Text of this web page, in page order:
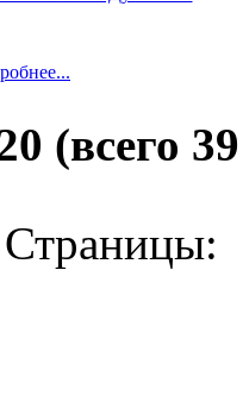
(всего 39
Страницы: